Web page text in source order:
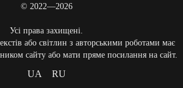
© 2022—2026
Усі права захищені.
або світлин з авторськими роботами має
сайту або мати пряме посилання на сайт.
UA RU